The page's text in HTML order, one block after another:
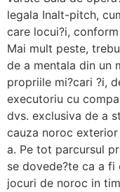
legala Inalt-pitch,
care locui?i,
Mai mult peste,
de a mentala din un
propriile mi?cari ?i,
executoriu cu
dvs. exclusiva de a
cauza noroc
a. Pe tot parcursul
se dovede?te ca a fi
jocuri de noroc in